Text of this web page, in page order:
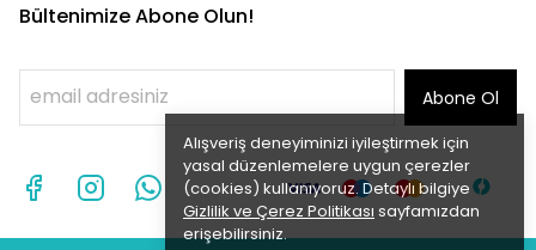
Alışveriş deneyiminizi iyileştirmek için
yasal düzenlemelere uygun çerezler
(cookies) kullanıyoruz. Detaylı bilgiye
Gizlilik ve Çerez Politikası sayfamızdan
erişebilirsiniz.
Bültenimize Abone Olun!
Abone Ol